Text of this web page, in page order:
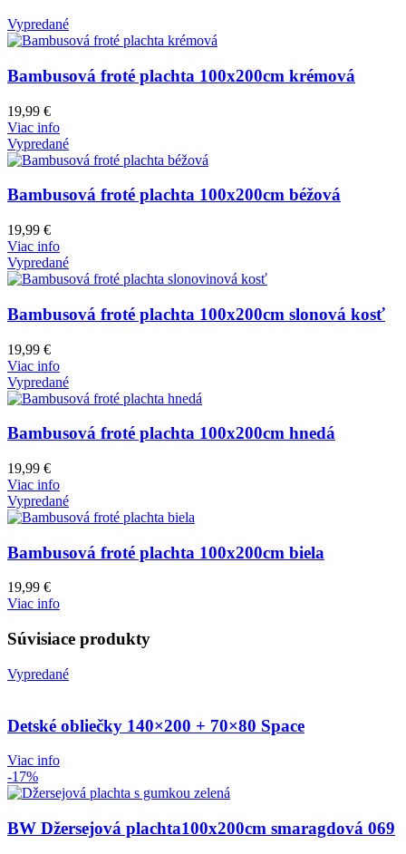
Vypredané
Bambusová froté plachta 100x200cm krémová
19,99 €
Viac info
Vypredané
Bambusová froté plachta 100x200cm béžová
19,99 €
Viac info
Vypredané
Bambusová froté plachta 100x200cm slonová kosť
19,99 €
Viac info
Vypredané
Bambusová froté plachta 100x200cm hnedá
19,99 €
Viac info
Vypredané
Bambusová froté plachta 100x200cm biela
19,99 €
Viac info
Súvisiace produkty
Vypredané
Detské obliečky 140×200 + 70×80 Space
Viac info
-17%
BW Džersejová plachta100x200cm smaragdová 069